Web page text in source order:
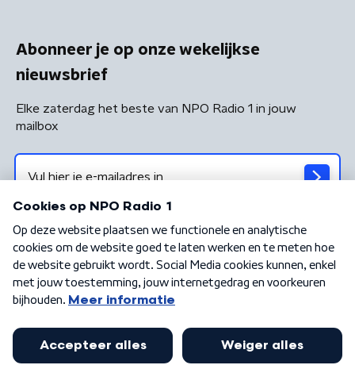
Abonneer je op onze wekelijkse
nieuwsbrief
Elke zaterdag het beste van NPO Radio 1 in jouw
mailbox
Algemene voorwaarden